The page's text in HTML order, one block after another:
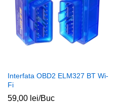
Interfata OBD2 ELM327 BT Wi-
Fi
59,00 lei/Buc